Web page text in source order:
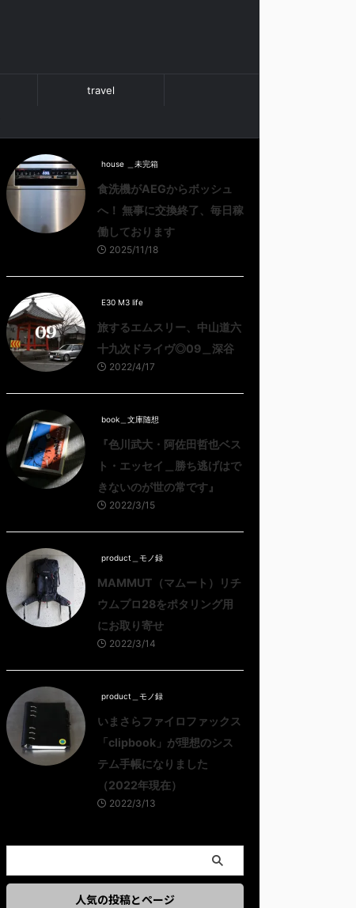
travel
house ＿未完箱
食洗機がAEGからボッシュ
へ！ 無事に交換終了、毎日稼
働しております
2025/11/18
E30 M3 life
旅するエムスリー、中山道六
十九次ドライヴ◎09＿深谷
2022/4/17
book＿文庫随想
『色川武大・阿佐田哲也ベス
ト・エッセイ＿勝ち逃げはで
きないのが世の常です』
2022/3/15
product＿モノ録
MAMMUT（マムート）リチ
ウムプロ28をポタリング用
にお取り寄せ
2022/3/14
product＿モノ録
いまさらファイロファックス
「clipbook」が理想のシス
テム手帳になりました
（2022年現在）
2022/3/13
人気の投稿とページ